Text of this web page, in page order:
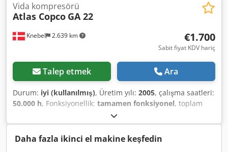
Knebel 2.639 km
Vida kompresörü
Atlas Copco GA 22
€1.700
Sabit fiyat KDV hariç
Talep etmek Ara
Durum: iyi (kullanılmış), Üretim yılı: 2005, çalışma saatleri:
50.000 h, Fonksiyonellik: tamamen fonksiyonel, toplam
soğutmalı kurutucu
kompresör, entegre soğutmalı kurutucu ile birlikte,
sökülmüş ama iyi durumda. Dcodpfxjzb Drxj Ab Tok
Daha fazla ikinci el makine keşfedin